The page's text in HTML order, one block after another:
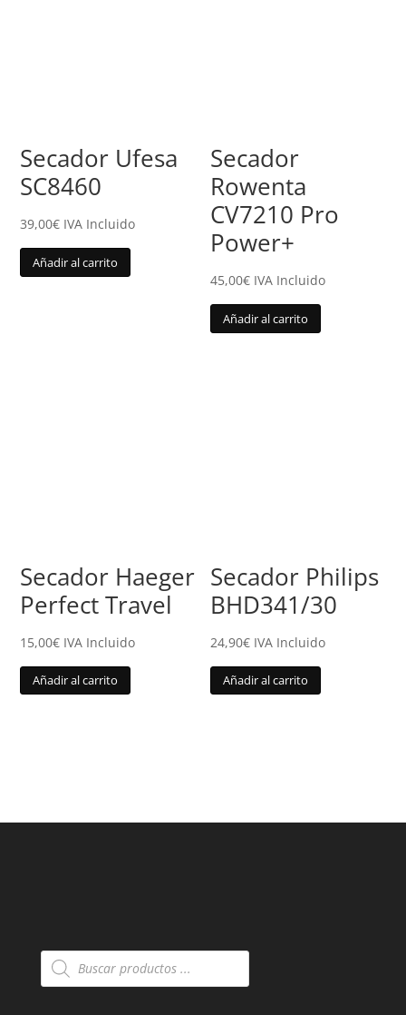
Secador Ufesa
SC8460
39,00€ IVA Incluido
Añadir al carrito
Secador
Rowenta
CV7210 Pro
Power+
45,00€ IVA Incluido
Añadir al carrito
Secador Haeger
Perfect Travel
15,00€ IVA Incluido
Añadir al carrito
Secador Philips
BHD341/30
24,90€ IVA Incluido
Añadir al carrito
Búsqueda
de